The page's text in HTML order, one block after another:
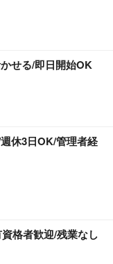
せる/即日開始OK
休3日OK/管理者経
格者歓迎/残業なし